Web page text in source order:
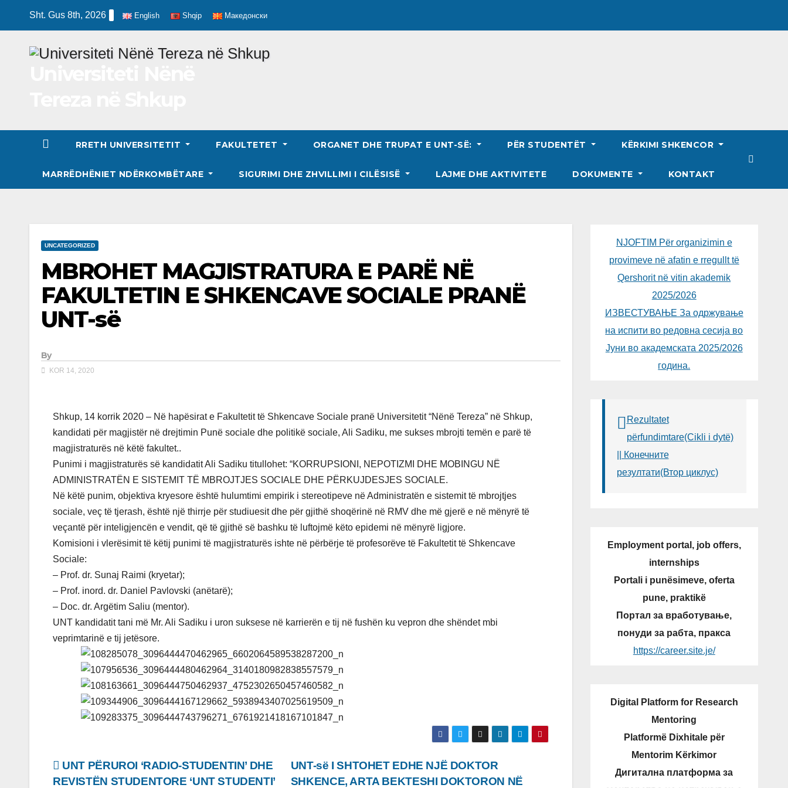
Sht. Gus 8th, 2026 English Shqip Македонски
RRETH UNIVERSITETIT FAKULTETET ORGANET DHE TRUPAT E UNT-SË: PËR STUDENTËT KËRKIMI SHKENCOR
MARRËDHËNIET NDËRKOMBËTARE SIGURIMI DHE ZHVILLIMI I CILËSISË LAJME DHE AKTIVITETE DOKUMENTE KONTAKT
UNCATEGORIZED
MBROHET MAGJISTRATURA E PARË NË
FAKULTETIN E SHKENCAVE SOCIALE PRANË
UNT-së
By
KOR 14, 2020
Shkup, 14 korrik 2020 – Në hapësirat e Fakultetit të Shkencave Sociale pranë Universitetit “Nënë Tereza” në Shkup,
kandidati për magjistër në drejtimin Punë sociale dhe politikë sociale, Ali Sadiku, me sukses mbrojti temën e parë të
magjistraturës në këtë fakultet..
Punimi i magjistraturës së kandidatit Ali Sadiku titullohet: “KORRUPSIONI, NEPOTIZMI DHE MOBINGU NË
ADMINISTRATËN E SISTEMIT TË MBROJTJES SOCIALE DHE PËRKUJDESJES SOCIALE.
Në këtë punim, objektiva kryesore është hulumtimi empirik i stereotipeve në Administratën e sistemit të mbrojtjes
sociale, veç të tjerash, është një thirrje për studiuesit dhe për gjithë shoqërinë në RMV dhe më gjerë e në mënyrë të
veçantë për inteligjencën e vendit, që të gjithë së bashku të luftojmë këto epidemi në mënyrë ligjore.
Komisioni i vlerësimit të këtij punimi të magjistraturës ishte në përbërje të profesorëve të Fakultetit të Shkencave
Sociale:
– Prof. dr. Sunaj Raimi (kryetar);
– Prof. inord. dr. Daniel Pavlovski (anëtarë);
– Doc. dr. Argëtim Saliu (mentor).
UNT kandidatit tani më Mr. Ali Sadiku i uron suksese në karrierën e tij në fushën ku vepron dhe shëndet mbi
veprimtarinë e tij jetësore.
Lëvizje
UNT-së I SHTOHET EDHE NJË DOKTOR
SHKENCE, ARTA BEKTESHI DOKTORON NË
UNT PËRUROI ‘RADIO-STUDENTIN’ DHE
REVISTËN STUDENTORE ‘UNT STUDENTI’
NJOFTIM Për organizimin e
provimeve në afatin e rregullt të
Qershorit në vitin akademik
2025/2026
ИЗВЕСТУВАЊЕ За одржување
на испити во редовна сесија во
Јуни во академската 2025/2026
година.
Rezultatet
përfundimtare(Cikli i dytë)
|| Конечните
резултати(Втор циклус)
Employment portal, job offers,
internships
Portali i punësimeve, oferta
pune, praktikë
Портал за вработување,
понуди за рабта, пракса
https://career.site.je/
Digital Platform for Research
Mentoring
Platformë Dixhitale për
Mentorim Kërkimor
Дигитална платформа за